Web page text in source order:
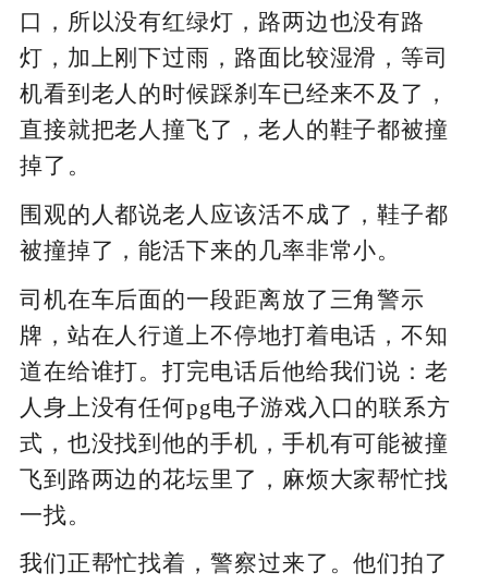
口，所以没有红绿灯，路两边也没有路
灯，加上刚下过雨，路面比较湿滑，等司
机看到老人的时候踩刹车已经来不及了，
直接就把老人撞飞了，老人的鞋子都被撞
掉了。
围观的人都说老人应该活不成了，鞋子都
被撞掉了，能活下来的几率非常小。
司机在车后面的一段距离放了三角警示
牌，站在人行道上不停地打着电话，不知
道在给谁打。打完电话后他给我们说：老
人身上没有任何pg电子游戏入口的联系方
式，也没找到他的手机，手机有可能被撞
飞到路两边的花坛里了，麻烦大家帮忙找
一找。
我们正帮忙找着，警察过来了。他们拍了